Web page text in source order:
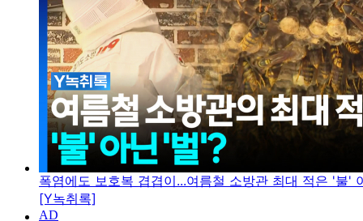
폭염에도 보호복 겹겹이...여름철 소방관 최대 적은 '불'
[Y녹취록]